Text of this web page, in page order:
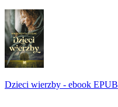
Dzieci wierzby - ebook EPUB